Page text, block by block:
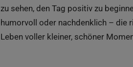
zu sehen, den Tag positiv zu
humorvoll oder nachdenklich – die
Leben voller kleiner, schöner